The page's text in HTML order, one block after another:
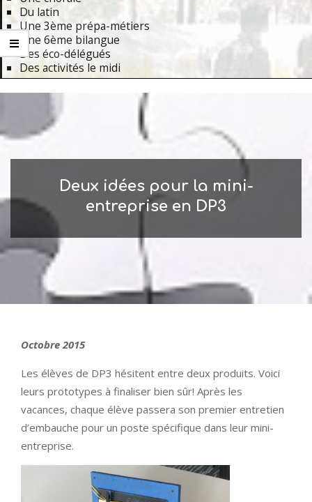
Du latin
Une 3ème prépa-métiers
Une 6ème bilangue
Des éco-délégués
Des activités le midi
Deux idées pour la mini-
entreprise en DP3
Octobre 2015
Les élèves de DP3 hésitent entre deux produits. Voici
leurs prototypes à finaliser bien sûr! Après les
vacances, chaque élève passera son premier entretien
d’embauche pour un poste spécifique dans leur mini-
entreprise.